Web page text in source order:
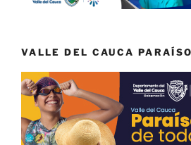
VALLE DEL CAUCA